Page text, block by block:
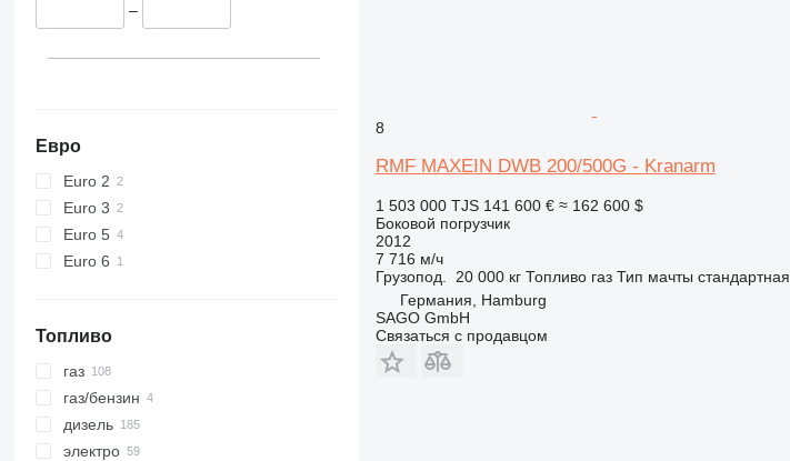
–
Евро
Euro 2
Euro 3
Euro 5
Euro 6
Топливо
газ
газ/бензин
дизель
электро
8
RMF MAXEIN DWB 200/500G - Kranarm
1 503 000 TJS 141 600 € ≈ 162 600 $
Боковой погрузчик
2012
7 716 м/ч
Грузопод.
20 000 кг Топливо газ Тип мачты стандартная
Германия, Hamburg
SAGO GmbH
Связаться с продавцом